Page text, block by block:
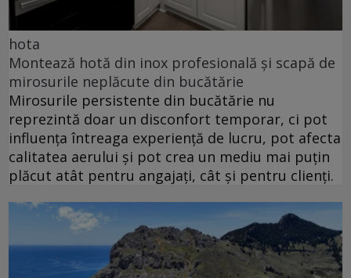
hota
Montează hotă din inox profesională și scapă de
mirosurile neplăcute din bucătărie
Mirosurile persistente din bucătărie nu
reprezintă doar un disconfort temporar, ci pot
influența întreaga experiență de lucru, pot afecta
calitatea aerului și pot crea un mediu mai puțin
plăcut atât pentru angajați, cât și pentru clienți.